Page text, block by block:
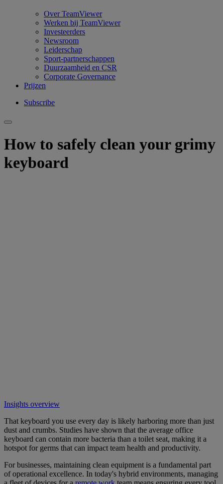
Over TeamViewer
Werken bij TeamViewer
Investeerders
Newsroom
Leiderschap
Sport-partnerschappen
Duurzaamheid en CSR
Corporate Governance
Prijzen
Subscribe
How to safely clean your grimy
keyboard
Insights overview
That keyboard you use every day is likely harboring more than just
dust and crumbs. Studies have shown that the average office
keyboard can contain more bacteria than a toilet seat, making it a
hotspot for germs that can impact team health and productivity.
For businesses, maintaining clean equipment is a fundamental part
of operational excellence. In today's hybrid environments, managing